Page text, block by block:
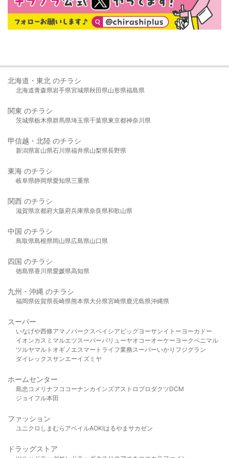
北海道・東北 のチラシ
北海道青森県岩手県宮城県秋田県山形県福島県
関東 のチラシ
茨城県栃木県群馬県埼玉県千葉県東京都神奈川県
甲信越・北陸 のチラシ
新潟県富山県石川県福井県山梨県長野県
東海 のチラシ
岐阜県静岡県愛知県三重県
関西 のチラシ
滋賀県京都府大阪府兵庫県奈良県和歌山県
中国 のチラシ
鳥取県島根県岡山県広島県山口県
四国 のチラシ
徳島県香川県愛媛県高知県
九州・沖縄 のチラシ
福岡県佐賀県長崎県熊本県大分県宮崎県鹿児島県沖縄県
スーパー
いなげや西條アマノパークスベイシア ビッグヨーサンイトーヨーカドー
イオンカスミ マルエツスーパーバリューヤオコーオーケー ヨークベニマル
ツルヤマルト オギノ エスマート ライフ業務スーパーいかり フジグラン
ダイレックスサンエーイズミヤ
ホームセンター
島忠 コメリ ナフコ コーナンカインズアストロプロダクツDCM
ジョイフル本田
ファッション
ユニクロ しまむら アベイルAOKIはるやま サカゼン
ドラッグストア